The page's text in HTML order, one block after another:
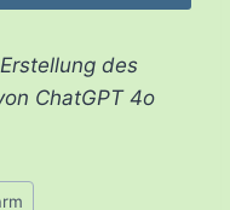
des
ChatGPT 4o